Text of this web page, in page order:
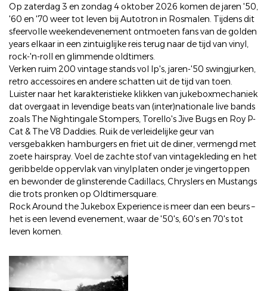
Op zaterdag 3 en zondag 4 oktober 2026 komen de jaren '50,
'60 en '70 weer tot leven bij Autotron in Rosmalen. Tijdens dit
sfeervolle weekendevenement ontmoeten fans van de golden
years elkaar in een zintuiglijke reis terug naar de tijd van vinyl,
rock-'n-roll en glimmende oldtimers.
Verken ruim 200 vintage stands vol lp's, jaren-'50 swingjurken,
retro accessoires en andere schatten uit de tijd van toen.
Luister naar het karakteristieke klikken van jukeboxmechaniek
dat overgaat in levendige beats van (inter)nationale live bands
zoals The Nightingale Stompers, Torello's Jive Bugs en Roy P-
Cat & The V8 Daddies. Ruik de verleidelijke geur van
versgebakken hamburgers en friet uit de diner, vermengd met
zoete hairspray. Voel de zachte stof van vintagekleding en het
geribbelde oppervlak van vinylplaten onder je vingertoppen
en bewonder de glinsterende Cadillacs, Chryslers en Mustangs
die trots pronken op Oldtimersquare.
Rock Around the Jukebox Experience is meer dan een beurs –
het is een levend evenement, waar de '50's, 60's en 70's tot
leven komen.